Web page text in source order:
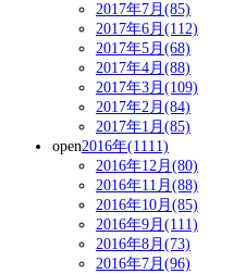
2017年7月(85)
2017年6月(112)
2017年5月(68)
2017年4月(88)
2017年3月(109)
2017年2月(84)
2017年1月(85)
open2016年(1111)
2016年12月(80)
2016年11月(88)
2016年10月(85)
2016年9月(111)
2016年8月(73)
2016年7月(96)